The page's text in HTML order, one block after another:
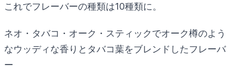
これでフレーバーの種類は10種類に。
ネオ・タバコ・オーク・スティックでオーク樽のよう
なウッディな香りとタバコ葉をブレンドしたフレーバ